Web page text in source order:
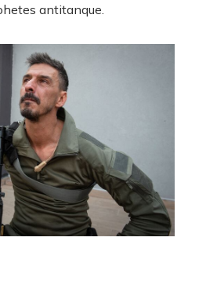
antitanque.